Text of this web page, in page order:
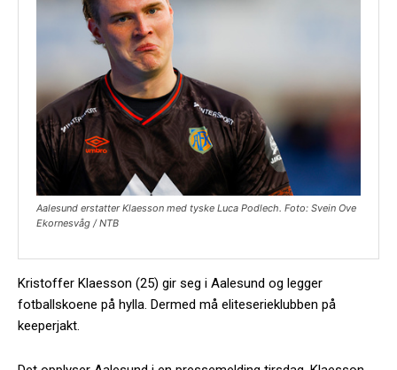
Aalesund erstatter Klaesson med tyske Luca Podlech. Foto: Svein Ove
Ekornesvåg / NTB
Kristoffer Klaesson (25) gir seg i Aalesund og legger
fotballskoene på hylla. Dermed må eliteserieklubben på
keeperjakt.